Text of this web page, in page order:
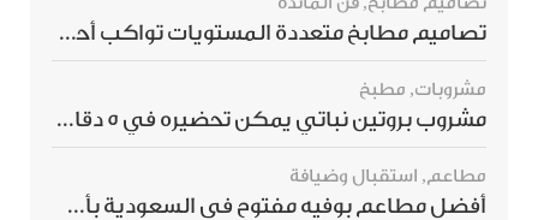
تصاميم مطابخ متعددة المستويات تواكب أحدث صيحات الديكور العالمي
مشروبات, مطبخ
مشروب بروتين نباتي يمكن تحضيره في 5 دقائق ويمنحك شعورًا بالشبع
مطاعم, استقبال وضيافة
أفضل مطاعم بوفيه مفتوح في السعودية بأسعار تناسب الجميع